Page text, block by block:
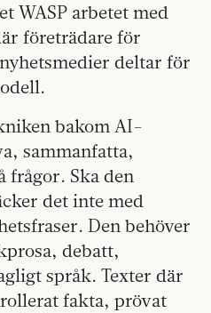
WASP arbetet med
företrädare för
deltar för
bakom AI-
sammanfatta,
frågor. Ska den
det inte med
Den behöver
debatt,
språk. Texter där
fakta, prövat